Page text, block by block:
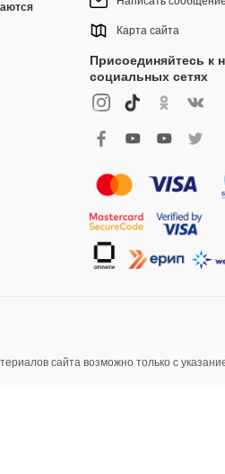
Карта сайта
Присоединяйтесь к
социальных сетях
сайта возможно только с